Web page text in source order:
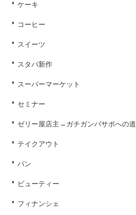
ケーキ
コーヒー
スイーツ
スタバ新作
スーパーマーケット
セミナー
ゼリー屋店主→ガチガンバサポへの道
テイクアウト
パン
ビューティー
フィナンシェ